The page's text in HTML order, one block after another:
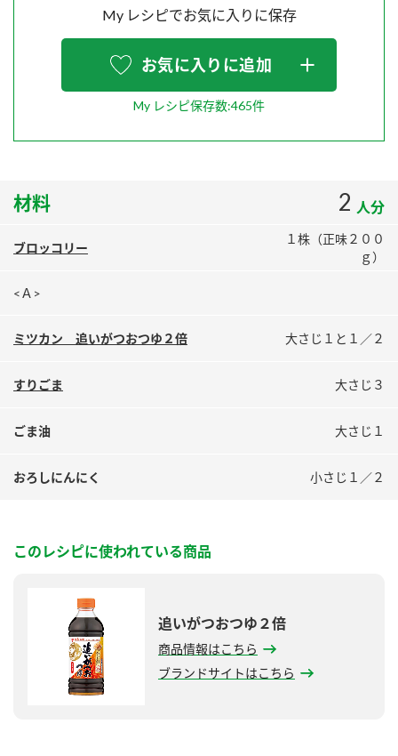
Fibee
スペシャルサイト
お酢を知ろう！
鍋奉行マニュアル
ミツカンのCM
MIM（ミツカンミュージアム）
各部門が大切にしていること
販売終了製品のご案内
よくあるご質問
検索
業務用サイト 製造所固有記号一覧
My レシピでお気に入りに保存
お気に入りに追加
My レシピ保存数:465件
材料 2 人分
ブロッコリー
１株（正味２００
ｇ）
<Ａ>
ミツカン 追いがつおつゆ２倍 大さじ１と１／２
すりごま 大さじ３
ごま油 大さじ１
おろしにんにく 小さじ１／２
このレシピに使われている商品
追いがつおつゆ２倍
商品情報はこちら
ブランドサイトはこちら